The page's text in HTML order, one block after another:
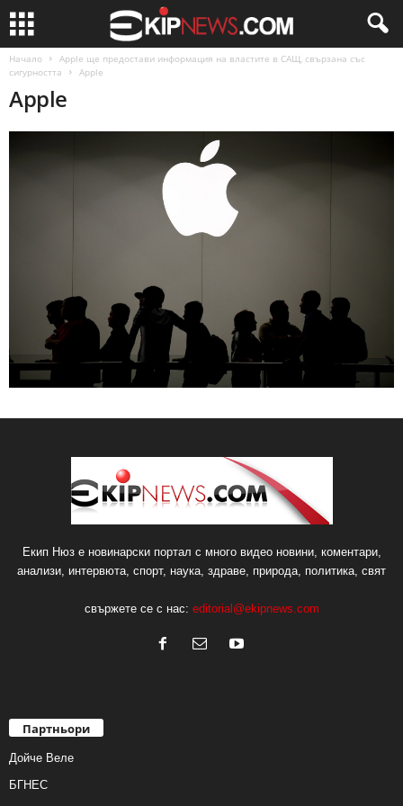
Начало
Apple ще предостави информация на властите в САЩ, свързана със
сигурността
Apple
Apple
Екип Нюз е новинарски портал с много видео новини, коментари,
анализи, интервюта, спорт, наука, здраве, природа, политика, свят
свържете се с нас: editorial@ekipnews.com
Партньори
Дойче Веле
БГНЕС